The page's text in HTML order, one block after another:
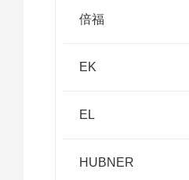
倍福
EK
EL
HUBNER